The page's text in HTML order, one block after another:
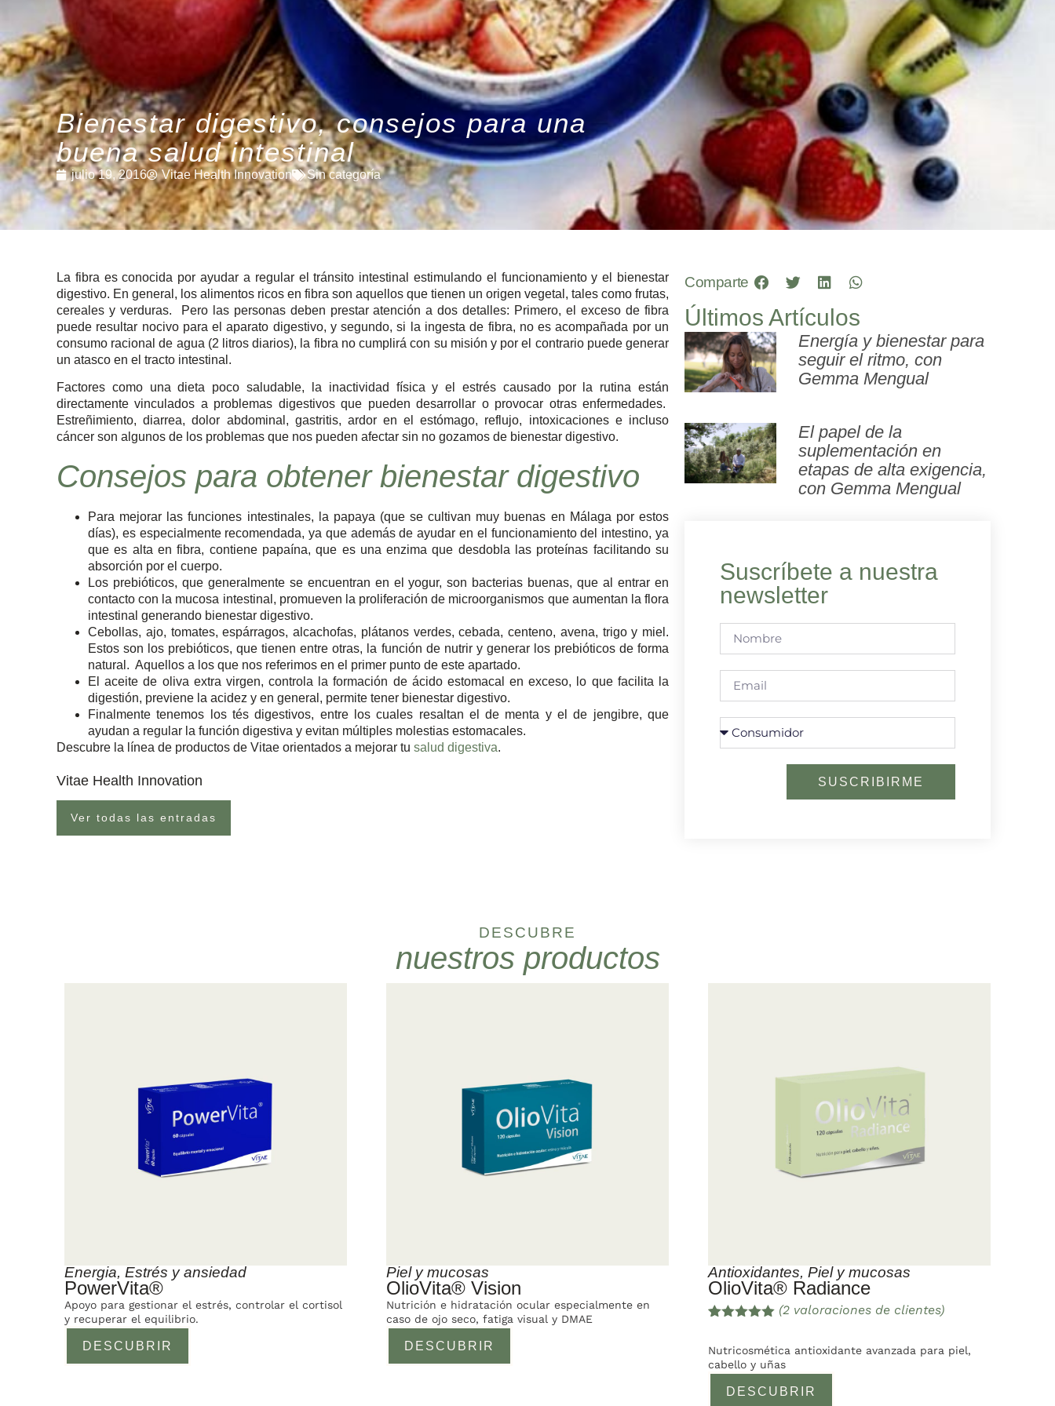
Bienestar digestivo, consejos para una
buena salud intestinal
julio 19, 2016 Vitae Health Innovation Sin categoría
La fibra es conocida por ayudar a regular el tránsito intestinal estimulando el funcionamiento y el bienestar
digestivo. En general, los alimentos ricos en fibra son aquellos que tienen un origen vegetal, tales como frutas,
cereales y verduras. Pero las personas deben prestar atención a dos detalles: Primero, el exceso de fibra
puede resultar nocivo para el aparato digestivo, y segundo, si la ingesta de fibra, no es acompañada por un
consumo racional de agua (2 litros diarios), la fibra no cumplirá con su misión y por el contrario puede generar
un atasco en el tracto intestinal.
Factores como una dieta poco saludable, la inactividad física y el estrés causado por la rutina están
directamente vinculados a problemas digestivos que pueden desarrollar o provocar otras enfermedades.
Estreñimiento, diarrea, dolor abdominal, gastritis, ardor en el estómago, reflujo, intoxicaciones e incluso
cáncer son algunos de los problemas que nos pueden afectar sin no gozamos de bienestar digestivo.
Consejos para obtener bienestar digestivo
Para mejorar las funciones intestinales, la papaya (que se cultivan muy buenas en Málaga por estos
días), es especialmente recomendada, ya que además de ayudar en el funcionamiento del intestino, ya
que es alta en fibra, contiene papaína, que es una enzima que desdobla las proteínas facilitando su
absorción por el cuerpo.
Los prebióticos, que generalmente se encuentran en el yogur, son bacterias buenas, que al entrar en
contacto con la mucosa intestinal, promueven la proliferación de microorganismos que aumentan la flora
intestinal generando bienestar digestivo.
Cebollas, ajo, tomates, espárragos, alcachofas, plátanos verdes, cebada, centeno, avena, trigo y miel.
Estos son los prebióticos, que tienen entre otras, la función de nutrir y generar los prebióticos de forma
natural. Aquellos a los que nos referimos en el primer punto de este apartado.
El aceite de oliva extra virgen, controla la formación de ácido estomacal en exceso, lo que facilita la
digestión, previene la acidez y en general, permite tener bienestar digestivo.
Finalmente tenemos los tés digestivos, entre los cuales resaltan el de menta y el de jengibre, que
ayudan a regular la función digestiva y evitan múltiples molestias estomacales.
Descubre la línea de productos de Vitae orientados a mejorar tu salud digestiva.
Vitae Health Innovation
Ver todas las entradas
Comparte
Últimos Artículos
Energía y bienestar para
seguir el ritmo, con
Gemma Mengual
El papel de la
suplementación en
etapas de alta exigencia,
con Gemma Mengual
Suscríbete a nuestra
newsletter
SUSCRIBIRME
DESCUBRE
nuestros productos
Energia, Estrés y ansiedad
PowerVita®
DESCUBRIR
Apoyo para gestionar el estrés, controlar el cortisol
y recuperar el equilibrio.
Piel y mucosas
OlioVita® Vision
DESCUBRIR
Nutrición e hidratación ocular especialmente en
caso de ojo seco, fatiga visual y DMAE
Antioxidantes, Piel y mucosas
OlioVita® Radiance
DESCUBRIR
5 en base
a
s de
(2 valoraciones de clientes)
Nutricosmética antioxidante avanzada para piel,
cabello y uñas